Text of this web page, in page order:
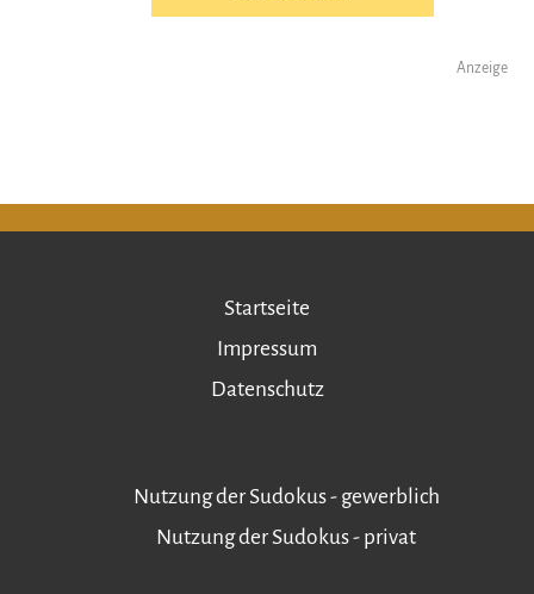
Anzeige
Startseite
Impressum
Datenschutz
Nutzung der Sudokus - gewerblich
Nutzung der Sudokus - privat